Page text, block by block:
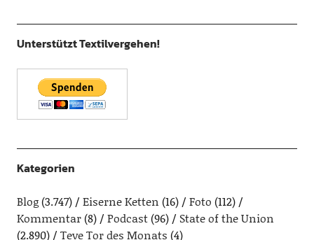
Unterstützt Textilvergehen!
Kategorien
Blog(3.747) Eiserne Ketten (16) Foto (112)
Kommentar(8) Podcast(96)
State of the Union
(2.890)
Teve Tor des Monats (4)